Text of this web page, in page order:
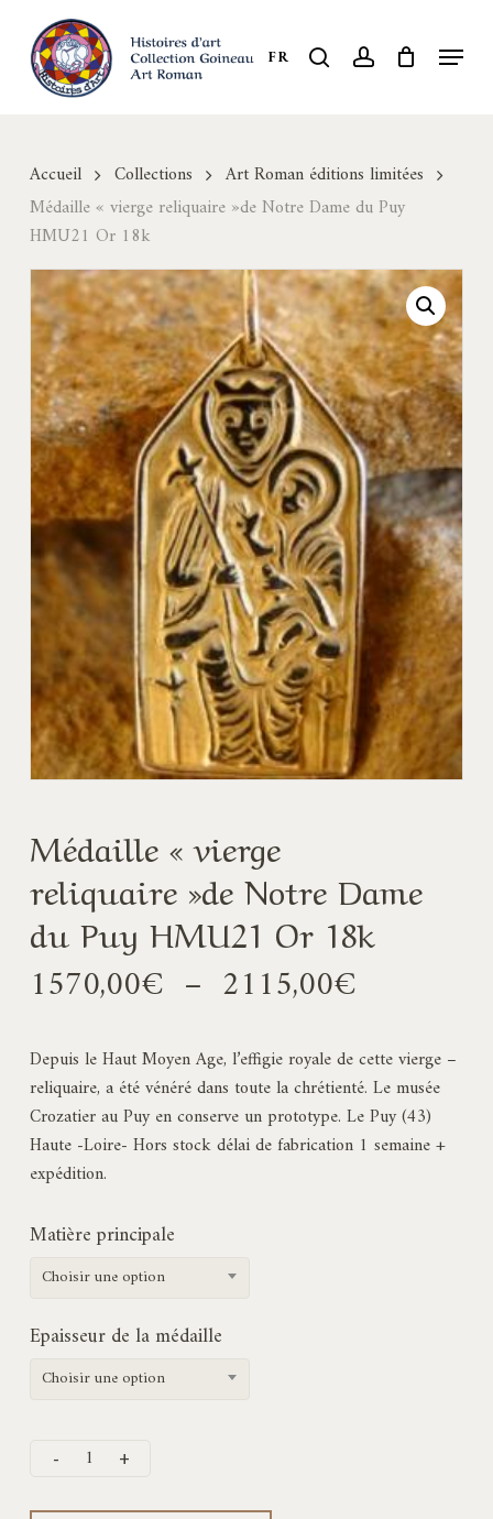
main
content
FR search account Menu
Accueil Collections
Art Roman éditions limitées
Médaille « vierge reliquaire »de Notre Dame du Puy
HMU21 Or 18k
Médaille « vierge
reliquaire »de Notre Dame
du Puy HMU21 Or 18k
1570,00€ – 2115,00€Plage
prix :
1570,00€
à
2115,00€
Depuis le Haut Moyen Age, l’effigie royale de cette vierge –
reliquaire, a été vénéré dans toute la chrétienté. Le musée
Crozatier au Puy en conserve un prototype. Le Puy (43)
Haute -Loire- Hors stock délai de fabrication 1 semaine +
expédition.
Matière principale
Choisir une option
Epaisseur de la médaille
Choisir une option
Close